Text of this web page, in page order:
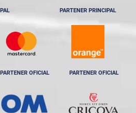
PARTENER PRINCIPAL
PARTENER OFICIAL PARTENER OFICIAL